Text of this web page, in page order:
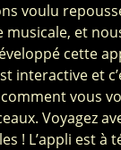
voulu
musicale, et
cette
interactive et
vous
Voyagez
! L’appli est à